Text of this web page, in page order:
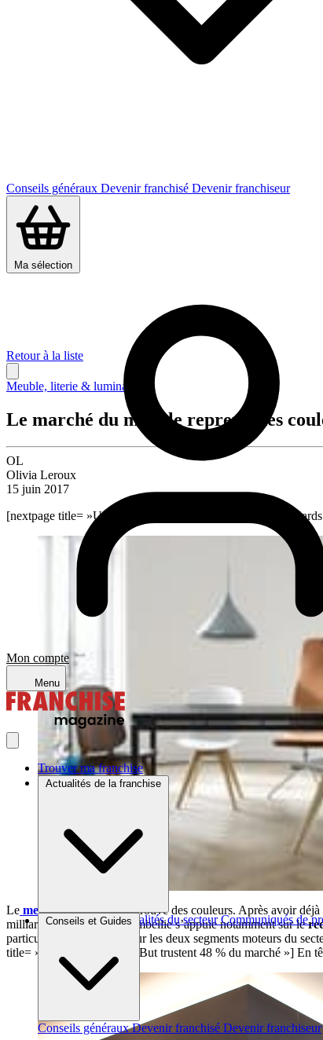
Conseils généraux Devenir franchisé Devenir franchiseur
Ma sélection
Mon compte
Menu
Trouver ma franchise
Actualités de la franchise
Brèves et actus Actualités du secteur Communiqués de
Conseils et Guides
Conseils généraux Devenir franchisé Devenir franchiseur
Retour à la liste
Meuble, literie & luminaire
Le marché du meuble reprend des
OL
Olivia Leroux
15 juin 2017
[nextpage title= »Un marché en croissance, à plus de 9
Le meublea bel et bien retrouvé des couleurs. Après avoir
milliards d’euros*. Cette embellie s’appuie notamment sur le
particulièrement sensible sur les deux segments moteurs du
title= »Ikea, Conforama et But trustent 48 % du marché »] En